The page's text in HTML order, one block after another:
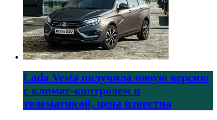
Lada Vesta получила новую версию
с климат-контролем и
телематикой, цена известна